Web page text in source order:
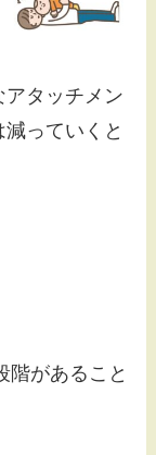
タッチメン
っていくと
階があること